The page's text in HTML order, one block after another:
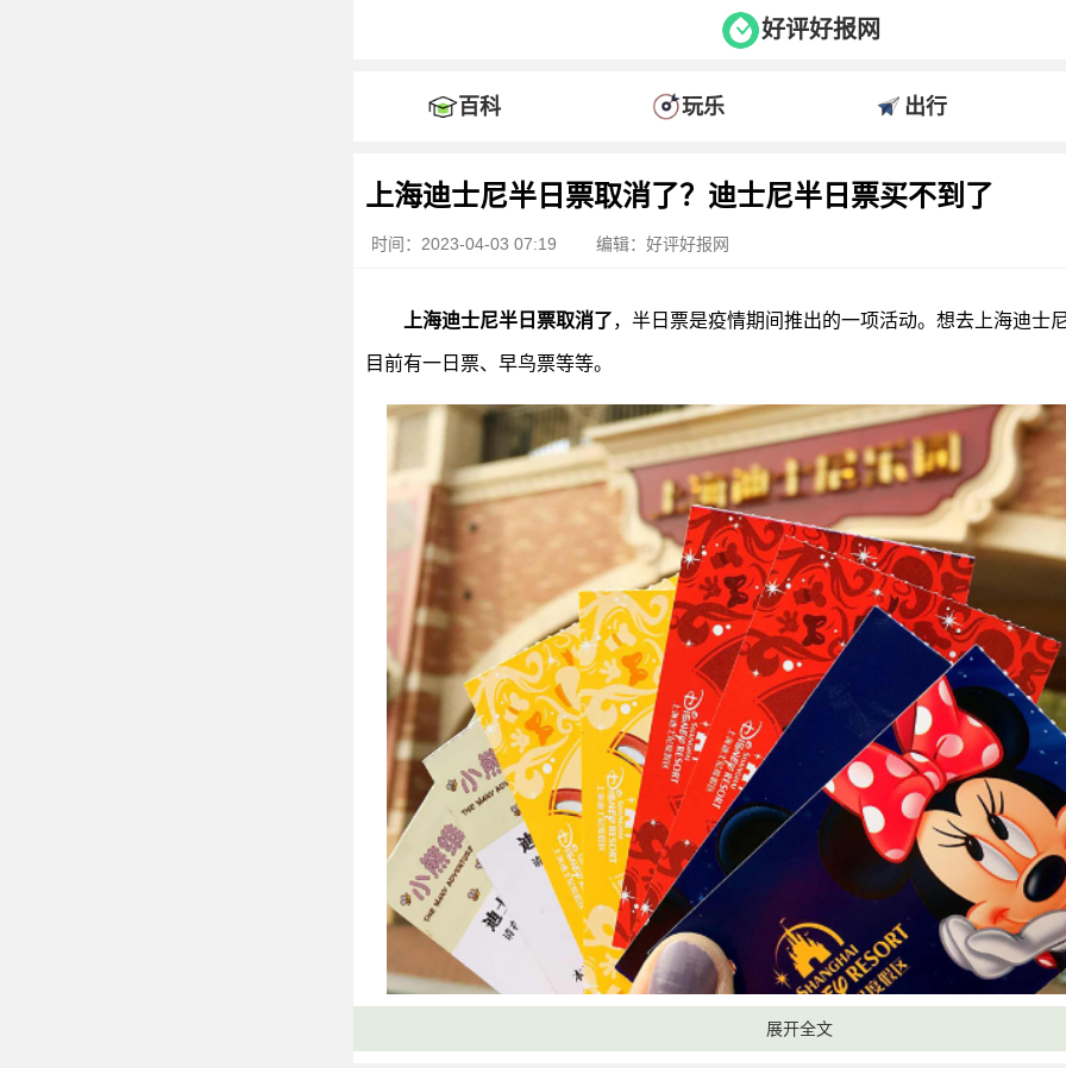
好评好报网
百科 玩乐 出行
上海迪士尼半日票取消了？迪士尼半日票买不到了
时间：2023-04-03 07:19 编辑：好评好报网
上海迪士尼半日票取消了，半日票是疫情期间推出的一项活动。想去上海迪士
目前有一日票、早鸟票等等。
展开全文